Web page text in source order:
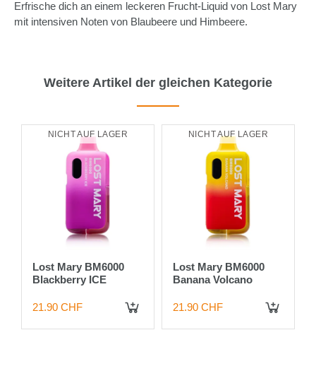
Erfrische dich an einem leckeren Frucht-Liquid von Lost Mary
mit intensiven Noten von Blaubeere und Himbeere.
Weitere Artikel der gleichen Kategorie
NICHT AUF LAGER
Lost Mary BM6000
Blackberry ICE
21.90 CHF
NICHT AUF LAGER
Lost Mary BM6000
Banana Volcano
21.90 CHF